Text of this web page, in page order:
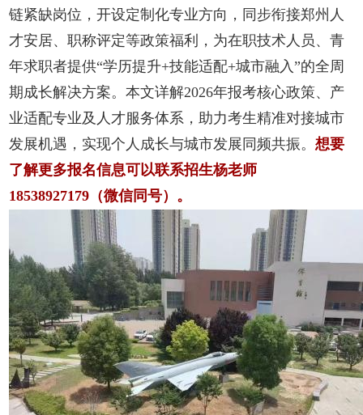
链紧缺岗位，开设定制化专业方向，同步衔接郑州人
才安居、职称评定等政策福利，为在职技术人员、青
年求职者提供“学历提升+技能适配+城市融入”的全周
期成长解决方案。本文详解2026年报考核心政策、产
业适配专业及人才服务体系，助力考生精准对接城市
发展机遇，实现个人成长与城市发展同频共振。想要
了解更多报名信息可以联系招生杨老师
18538927179（微信同号）。